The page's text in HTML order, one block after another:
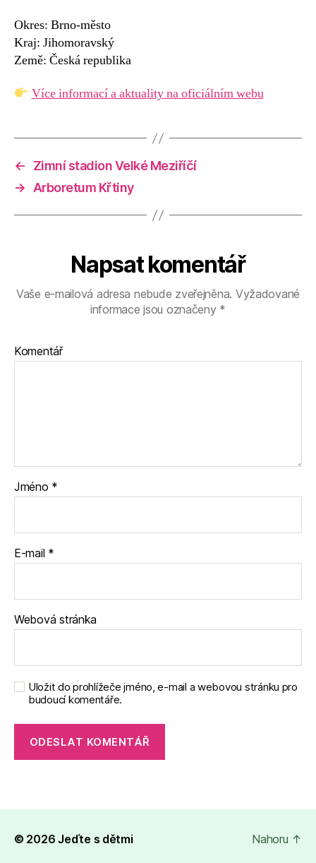
Okres: Brno-město
Kraj: Jihomoravský
Země: Česká republika
Více informací a aktuality na oficiálním webu
←
Zimní stadion Velké Meziříčí
→
Arboretum Křtiny
Napsat komentář
Vaše e-mailová adresa nebude zveřejněna. Vyžadované
informace jsou označeny *
Komentář
Jméno *
E-mail *
Webová stránka
Uložit do prohlížeče jméno, e-mail a webovou stránku pro
budoucí komentáře.
© 2026Jeďte s dětmi Nahoru ↑